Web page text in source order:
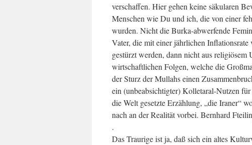
verschaffen. Hier gehen keine säkularen
Menschen wie Du und ich, die von einer
wurden. Nicht die Burka-abwerfende
Vater, die mit einer jährlichen
gestürzt werden, dann nicht aus
wirtschaftlichen Folgen, welche die
der Sturz der Mullahs einen
ein (unbeabsichtigter) Kolletaral-Nutzen
die Welt gesetzte Erzählung, „die Iraner“
nach an der Realität vorbei. Bernhard
.
Das Traurige ist ja, daß sich ein altes